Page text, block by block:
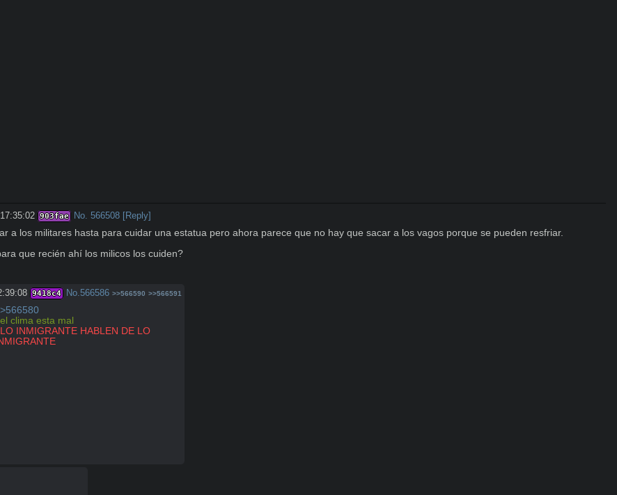
903fae No. 566508 [Reply]
a los militares hasta para cuidar una estatua pero ahora parece que no hay que sacar a los vagos porque se pueden resfriar.
que recién ahí los milicos los cuiden?
9418c4 No. 566586 >>566590 >>566591
clima esta mal
INMIGRANTE HABLEN DE LO